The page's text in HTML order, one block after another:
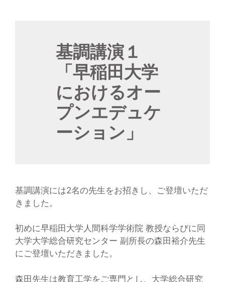
基調講演１
「早稲田大学
におけるオー
プンエデュケ
ーション」
基調講演には2名の先生をお招きし、ご登壇いただ
きました。
初めに早稲田大学人間科学学術院 教授ならびに同
大学大学総合研究センター 副所長の森田裕介先生
にご登壇いただきました。
森田先生は教育工学をご専門とし、大学総合研究